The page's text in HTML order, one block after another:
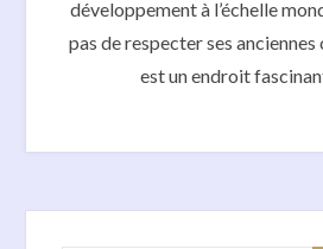
développement à l’échelle
pas de respecter ses anciennes
est un endroit